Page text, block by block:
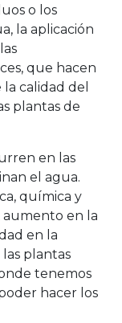
o los
la aplicación
que hacen
calidad del
plantas de
en las
el agua.
química y
aumento en la
en la
plantas
tenemos
hacer los